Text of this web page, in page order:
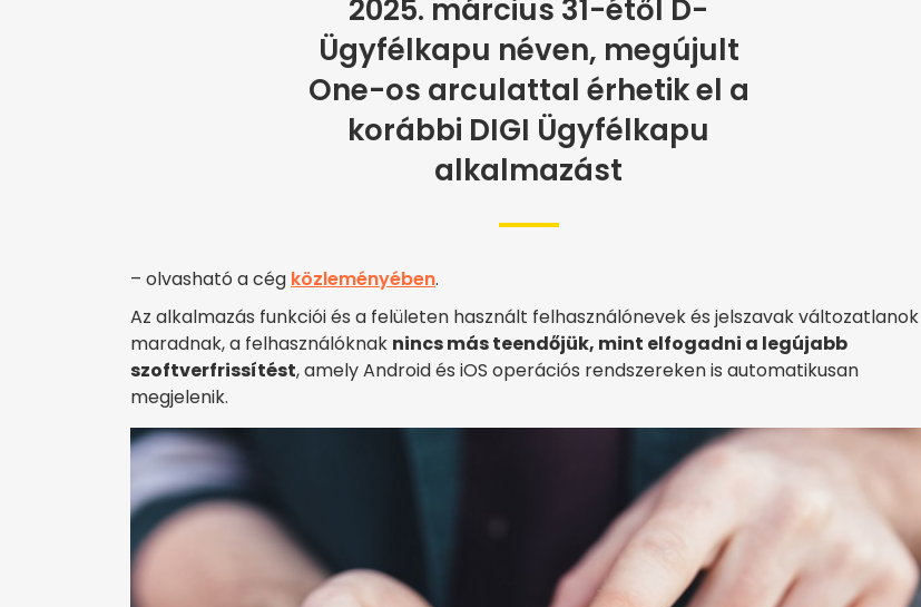
2025. március 31-étől D-
Ügyfélkapu néven, megújult
One-os arculattal érhetik el a
korábbi DIGI Ügyfélkapu
alkalmazást
– olvasható a cég közleményében.
Az alkalmazás funkciói és a felületen használt felhasználónevek és jelszavak változatlanok
maradnak, a felhasználóknak nincs más teendőjük, mint elfogadni a legújabb
szoftverfrissítést, amely Android és iOS operációs rendszereken is automatikusan
megjelenik.